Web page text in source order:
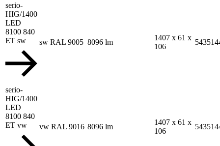
serio-
HIG/1400
LED
8100 840
ET sw
sw RAL 9005 8096 lm
1407 x 61 x
106
serio-
HIG/1400
LED
8100 840
ET vw
vw RAL 9016 8096 lm
1407 x 61 x
106